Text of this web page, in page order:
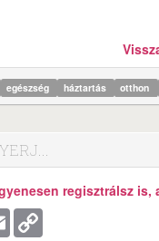
egészség háztartás otthon
regisztrálsz
Email